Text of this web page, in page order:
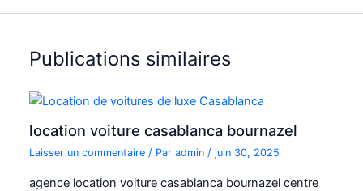
Publications similaires
location voiture casablanca bournazel
Laisser un commentaire / Paradmin/juin 30, 2025
agence location voiture casablanca bournazel centre